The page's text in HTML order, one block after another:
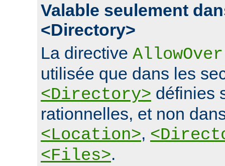
Valable seulement
<Directory>
La directive
utilisée que dans les
<Directory> définies
rationnelles, et non
<Location>,
<Files>.